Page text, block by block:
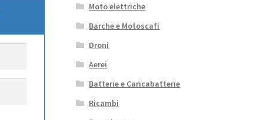
Moto elettriche
Barche e Motoscafi
Droni
Aerei
Batterie e Caricabatterie
Ricambi